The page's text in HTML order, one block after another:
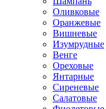
Оливковые
Оранжевые
Вишневые
Изумрудные
Венге
Ореховые
Янтарные
Сиреневые
Салатовые